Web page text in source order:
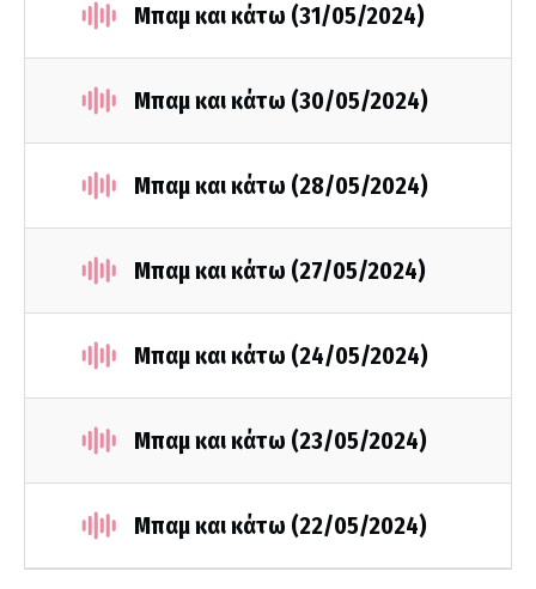
Μπαμ και κάτω (31/05/2024)
Μπαμ και κάτω (30/05/2024)
Μπαμ και κάτω (28/05/2024)
Μπαμ και κάτω (27/05/2024)
Μπαμ και κάτω (24/05/2024)
Μπαμ και κάτω (23/05/2024)
Μπαμ και κάτω (22/05/2024)